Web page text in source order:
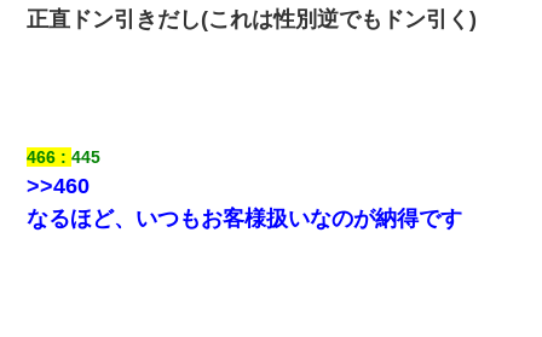
正直ドン引きだし(これは性別逆でもドン引く)
466 445
>>460
なるほど、いつもお客様扱いなのが納得です